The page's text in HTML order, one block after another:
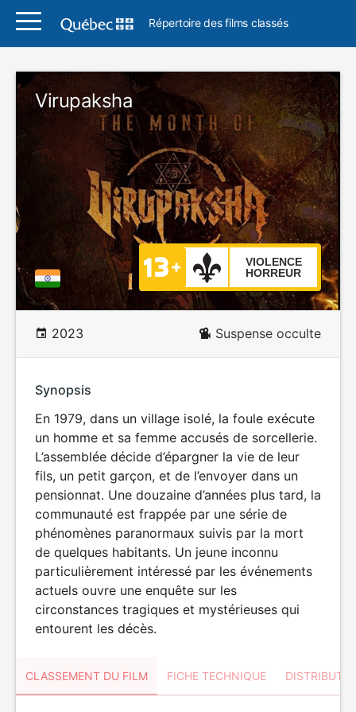
Répertoire des films classés
Virupaksha
VIOLENCE
HORREUR
2023 Suspense occulte
Synopsis
En 1979, dans un village isolé, la foule exécute
un homme et sa femme accusés de sorcellerie.
L’assemblée décide d’épargner la vie de leur
fils, un petit garçon, et de l’envoyer dans un
pensionnat. Une douzaine d’années plus tard, la
communauté est frappée par une série de
phénomènes paranormaux suivis par la mort
de quelques habitants. Un jeune inconnu
particulièrement intéressé par les événements
actuels ouvre une enquête sur les
circonstances tragiques et mystérieuses qui
entourent les décès.
CLASSEMENT DU FILM FICHE TECHNIQUE